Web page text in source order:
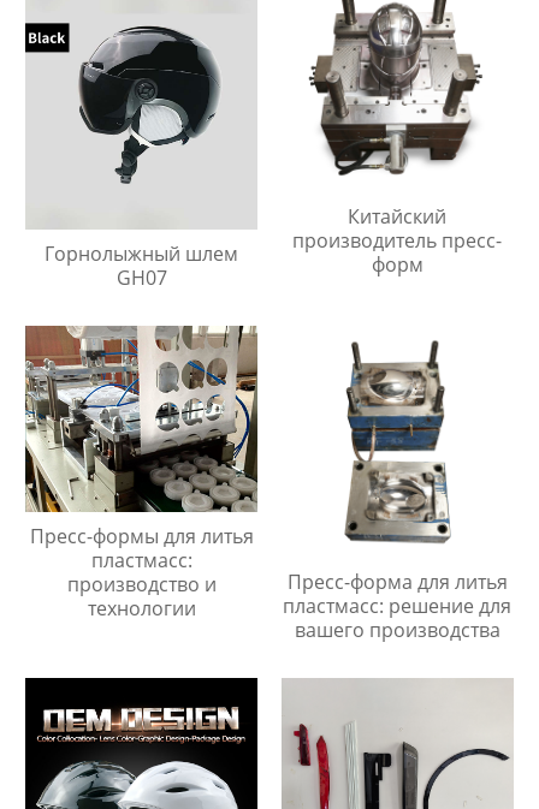
Горнолыжный шлем
GH07
Китайский
производитель пресс-
форм
Пресс-формы для литья
пластмасс:
производство и
технологии
Пресс-форма для литья
пластмасс: решение для
вашего производства